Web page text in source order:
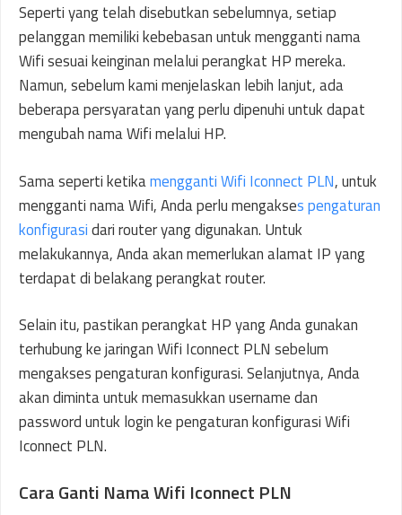
Seperti yang telah disebutkan sebelumnya, setiap
pelanggan memiliki kebebasan untuk mengganti nama
Wifi sesuai keinginan melalui perangkat HP mereka.
Namun, sebelum kami menjelaskan lebih lanjut, ada
beberapa persyaratan yang perlu dipenuhi untuk dapat
mengubah nama Wifi melalui HP.
Sama seperti ketikamengganti Wifi Iconnect PLN, untuk
mengganti nama Wifi, Anda perlu mengakses pengaturan
konfigurasidari router yang digunakan. Untuk
melakukannya, Anda akan memerlukan alamat IP yang
terdapat di belakang perangkat router.
Selain itu, pastikan perangkat HP yang Anda gunakan
terhubung ke jaringan Wifi Iconnect PLN sebelum
mengakses pengaturan konfigurasi. Selanjutnya, Anda
akan diminta untuk memasukkan username dan
password untuk login ke pengaturan konfigurasi Wifi
Iconnect PLN.
Cara Ganti Nama Wifi Iconnect PLN